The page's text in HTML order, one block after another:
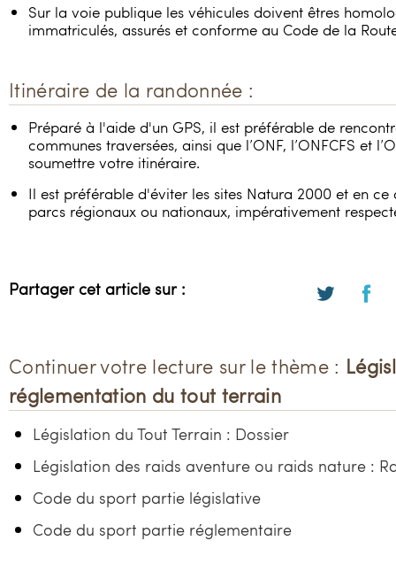
Sur la voie publique les véhicules doivent êtres
immatriculés, assurés et conforme au Code de la
Itinéraire de la randonnée :
Préparé à l'aide d'un GPS, il est préférable de
communes traversées, ainsi que l’ONF, l’ONFCFS et
soumettre votre itinéraire.
Il est préférable d'éviter les sites Natura 2000 et en ce
parcs régionaux ou nationaux, impérativement
Partager cet article sur :
Continuer votre lecture sur le thème :
réglementation du tout terrain
Législation du Tout Terrain : Dossier
Législation des raids aventure ou raids nature :
Code du sport partie législative
Code du sport partie réglementaire